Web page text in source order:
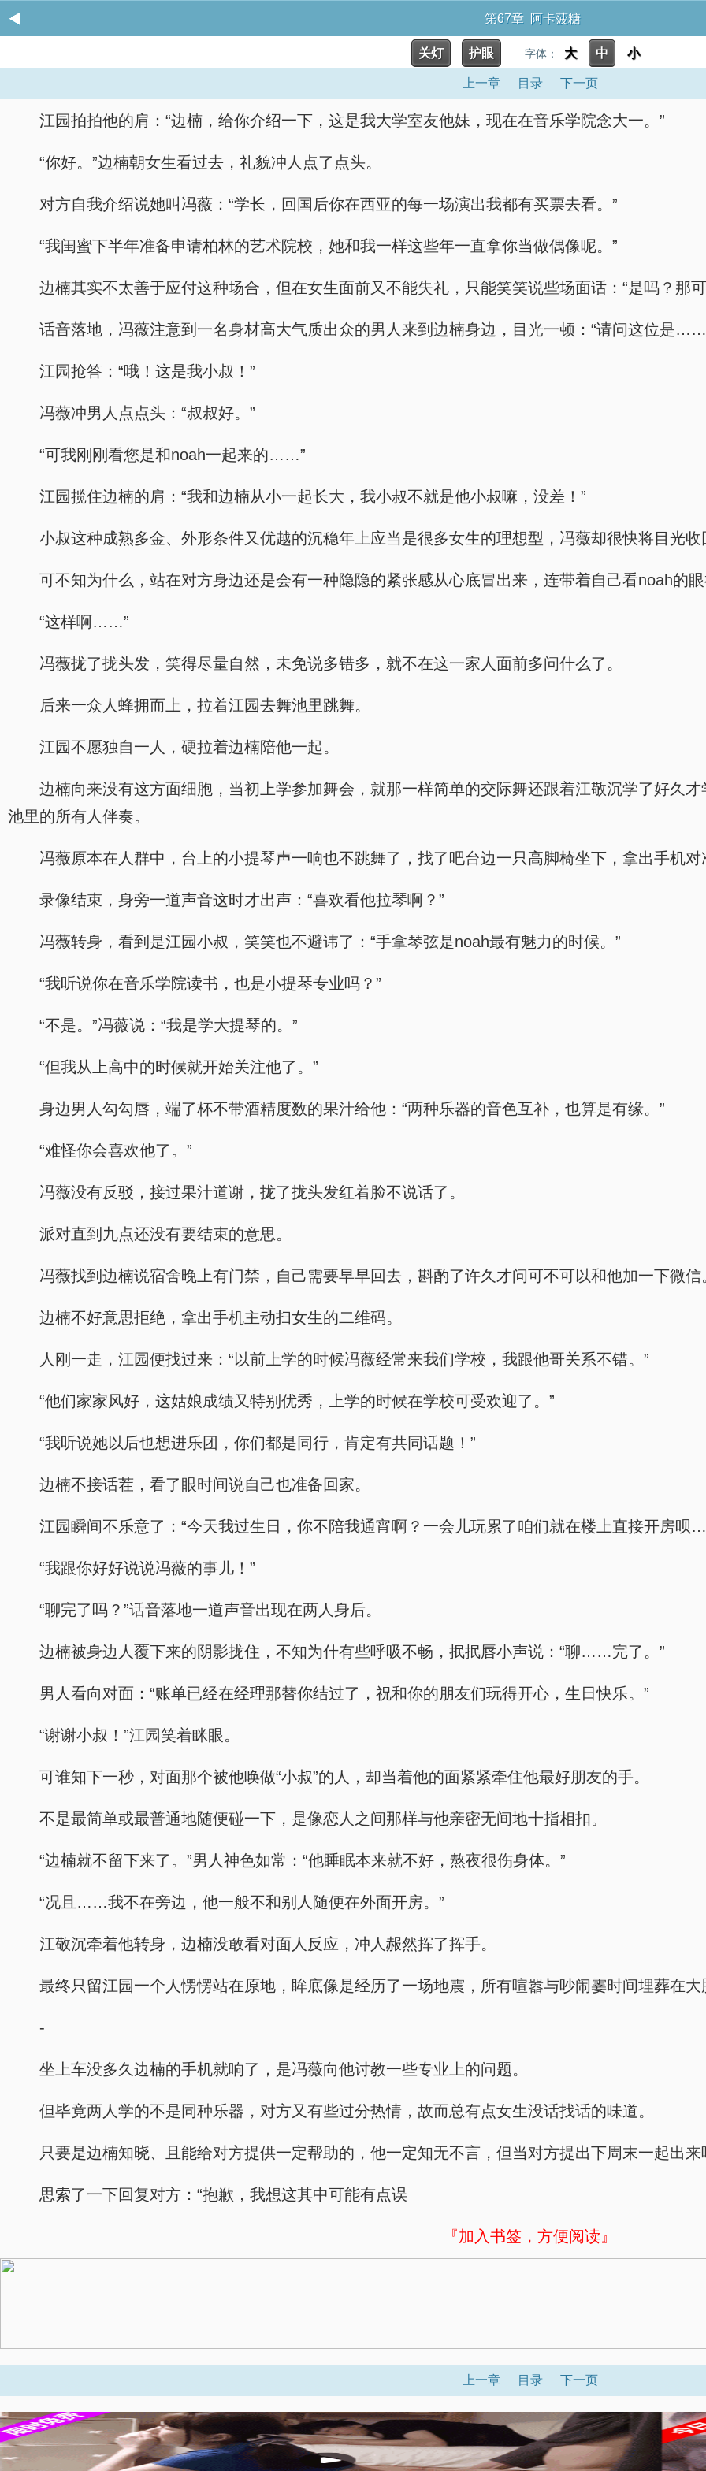
第67章 阿卡菠糖
关灯 护眼 字体： 大 中 小
上一章 目录 下一页
江园拍拍他的肩：“边楠，给你介绍一下，这是我大学室友他妹，现在在音乐学院念大一。”
“你好。”边楠朝女生看过去，礼貌冲人点了点头。
对方自我介绍说她叫冯薇：“学长，回国后你在西亚的每一场演出我都有买票去看。”
“我闺蜜下半年准备申请柏林的艺术院校，她和我一样这些年一直拿你当做偶像呢。”
边楠其实不太善于应付这种场合，但在女生面前又不能失礼，只能笑笑说些场面话：“是吗？那
话音落地，冯薇注意到一名身材高大气质出众的男人来到边楠身边，目光一顿：“请问这位是
江园抢答：“哦！这是我小叔！”
冯薇冲男人点点头：“叔叔好。”
“可我刚刚看您是和noah一起来的……”
江园揽住边楠的肩：“我和边楠从小一起长大，我小叔不就是他小叔嘛，没差！”
小叔这种成熟多金、外形条件又优越的沉稳年上应当是很多女生的理想型，冯薇却很快将目光
可不知为什么，站在对方身边还是会有一种隐隐的紧张感从心底冒出来，连带着自己看noah的
“这样啊……”
冯薇拢了拢头发，笑得尽量自然，未免说多错多，就不在这一家人面前多问什么了。
后来一众人蜂拥而上，拉着江园去舞池里跳舞。
江园不愿独自一人，硬拉着边楠陪他一起。
边楠向来没有这方面细胞，当初上学参加舞会，就那一样简单的交际舞还跟着江敬沉学了好久
池里的所有人伴奏。
冯薇原本在人群中，台上的小提琴声一响也不跳舞了，找了吧台边一只高脚椅坐下，拿出手机
录像结束，身旁一道声音这时才出声：“喜欢看他拉琴啊？”
冯薇转身，看到是江园小叔，笑笑也不避讳了：“手拿琴弦是noah最有魅力的时候。”
“我听说你在音乐学院读书，也是小提琴专业吗？”
“不是。”冯薇说：“我是学大提琴的。”
“但我从上高中的时候就开始关注他了。”
身边男人勾勾唇，端了杯不带酒精度数的果汁给他：“两种乐器的音色互补，也算是有缘。”
“难怪你会喜欢他了。”
冯薇没有反驳，接过果汁道谢，拢了拢头发红着脸不说话了。
派对直到九点还没有要结束的意思。
冯薇找到边楠说宿舍晚上有门禁，自己需要早早回去，斟酌了许久才问可不可以和他加一下微信
边楠不好意思拒绝，拿出手机主动扫女生的二维码。
人刚一走，江园便找过来：“以前上学的时候冯薇经常来我们学校，我跟他哥关系不错。”
“他们家家风好，这姑娘成绩又特别优秀，上学的时候在学校可受欢迎了。”
“我听说她以后也想进乐团，你们都是同行，肯定有共同话题！”
边楠不接话茬，看了眼时间说自己也准备回家。
江园瞬间不乐意了：“今天我过生日，你不陪我通宵啊？一会儿玩累了咱们就在楼上直接开房呗
“我跟你好好说说冯薇的事儿！”
“聊完了吗？”话音落地一道声音出现在两人身后。
边楠被身边人覆下来的阴影拢住，不知为什有些呼吸不畅，抿抿唇小声说：“聊……完了。”
男人看向对面：“账单已经在经理那替你结过了，祝和你的朋友们玩得开心，生日快乐。”
“谢谢小叔！”江园笑着眯眼。
可谁知下一秒，对面那个被他唤做“小叔”的人，却当着他的面紧紧牵住他最好朋友的手。
不是最简单或最普通地随便碰一下，是像恋人之间那样与他亲密无间地十指相扣。
“边楠就不留下来了。”男人神色如常：“他睡眠本来就不好，熬夜很伤身体。”
“况且……我不在旁边，他一般不和别人随便在外面开房。”
江敬沉牵着他转身，边楠没敢看对面人反应，冲人赧然挥了挥手。
最终只留江园一个人愣愣站在原地，眸底像是经历了一场地震，所有喧嚣与吵闹霎时间埋葬在
-
坐上车没多久边楠的手机就响了，是冯薇向他讨教一些专业上的问题。
但毕竟两人学的不是同种乐器，对方又有些过分热情，故而总有点女生没话找话的味道。
只要是边楠知晓、且能给对方提供一定帮助的，他一定知无不言，但当对方提出下周末一起出
思索了一下回复对方：“抱歉，我想这其中可能有点误
『加入书签，方便阅读』
上一章 目录 下一页